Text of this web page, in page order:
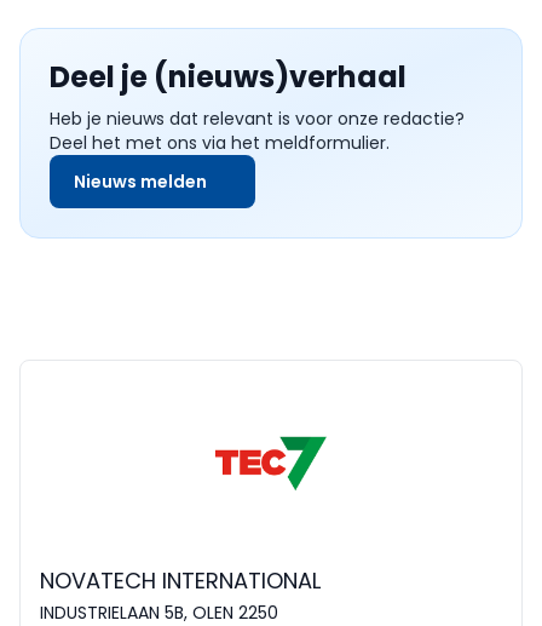
Deel je (nieuws)verhaal
Heb je nieuws dat relevant is voor onze redactie?
Deel het met ons via het meldformulier.
Nieuws melden
NOVATECH INTERNATIONAL
INDUSTRIELAAN 5B, OLEN 2250